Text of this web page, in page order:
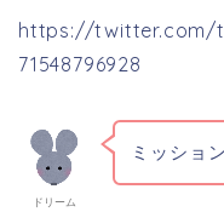
https://twitter.com/
71548796928
ドリーム
ミッショ